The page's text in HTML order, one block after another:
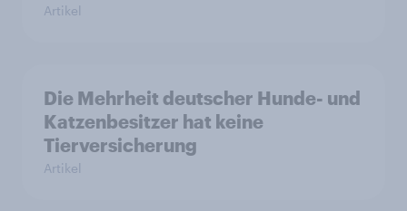
Artikel
Die Mehrheit deutscher Hunde- und
Katzenbesitzer hat keine
Tierversicherung
Artikel